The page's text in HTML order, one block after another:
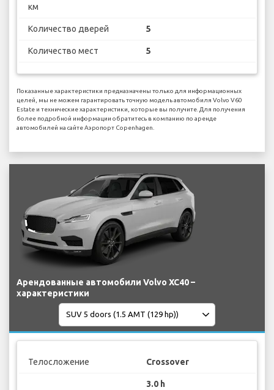
км
Количество дверей 5
Количество мест 5
Показанные характеристики предназначены только для информационных
целей, мы не можем гарантировать точную модель автомобиля Volvo V60
Estate и технические характеристики, которые вы получите. Для получения
более подробной информации обратитесь в компанию по аренде
автомобилей на сайте Аэропорт Copenhagen.
Арендованные автомобили Volvo XC40 –
характеристики
Телосложение Crossover
3.0 h